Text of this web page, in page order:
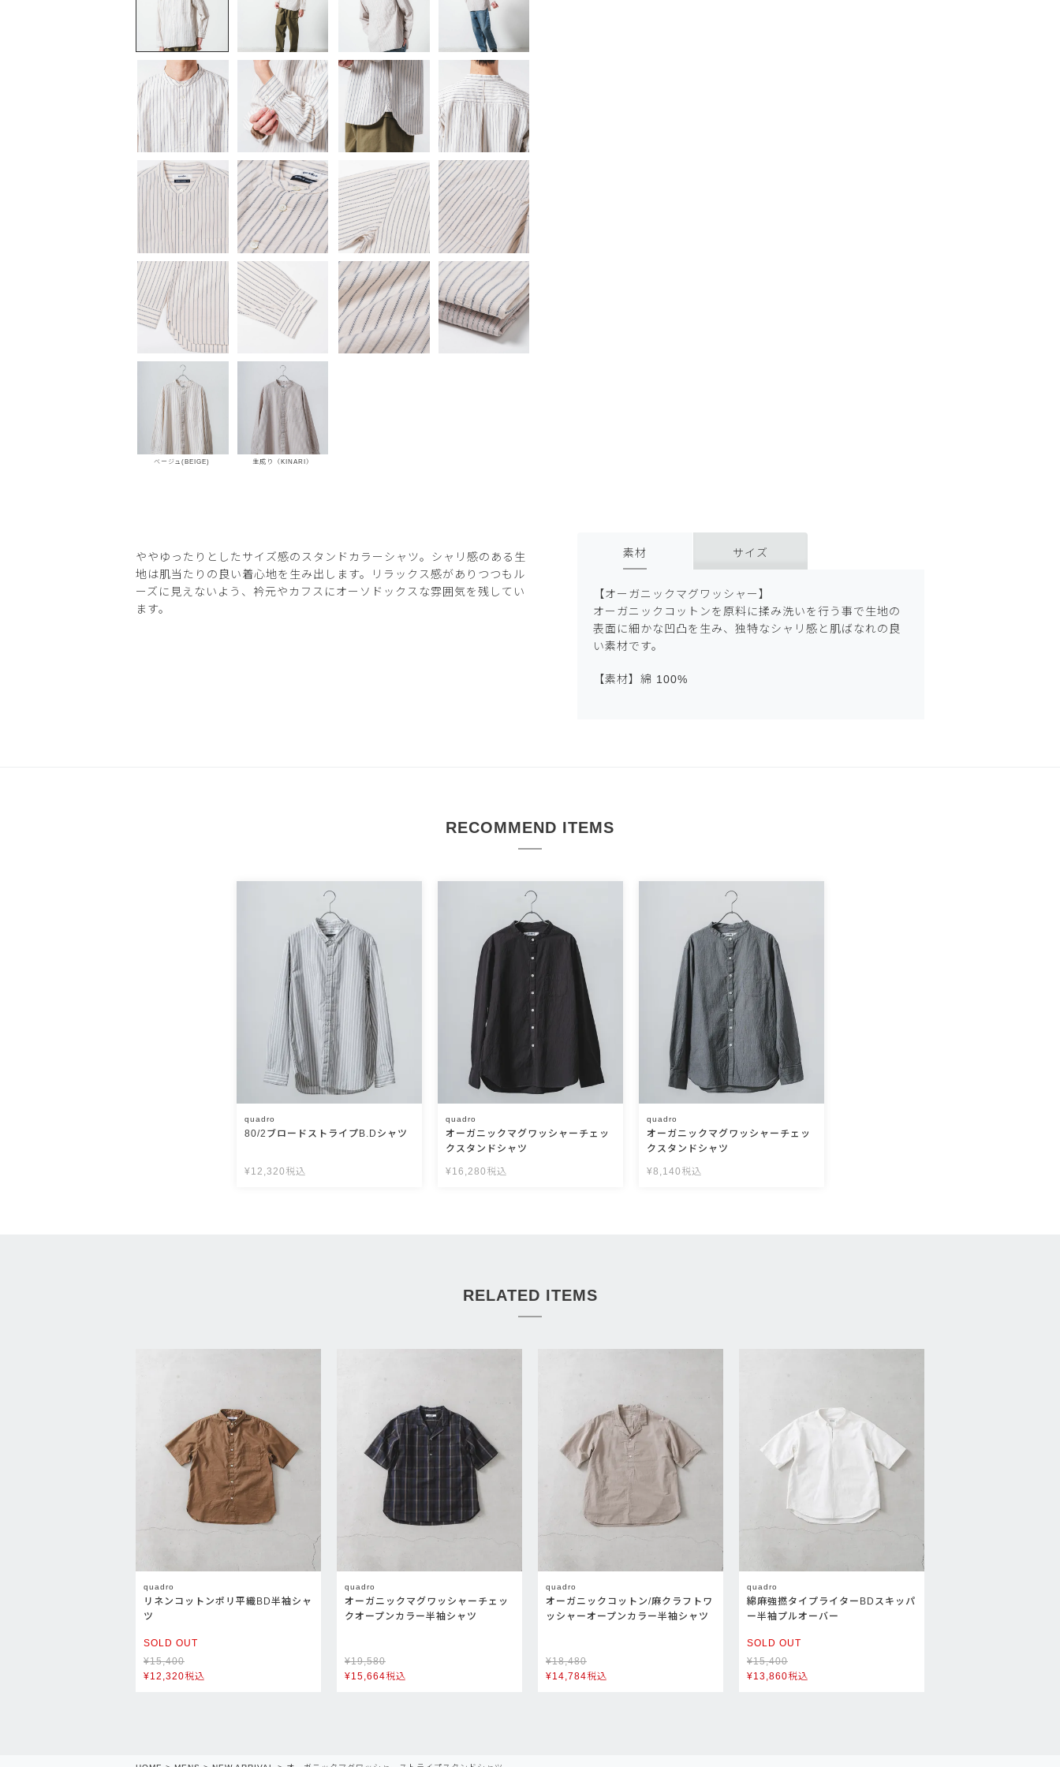
ベージュ(BEIGE) 生成り（KINARI）
ややゆったりとしたサイズ感のスタンドカラーシャツ。シャリ感のある生
地は肌当たりの良い着心地を生み出します。リラックス感がありつつもル
ーズに見えないよう、衿元やカフスにオーソドックスな雰囲気を残してい
ます。
素材 サイズ
【オーガニックマグワッシャー】
オーガニックコットンを原料に揉み洗いを行う事で生地の
表面に細かな凹凸を生み、独特なシャリ感と肌ばなれの良
い素材です。
【素材】綿 100%
RECOMMEND ITEMS
quadro
80/2ブロードストライプB.Dシャツ
¥12,320 税込
quadro
オーガニックマグワッシャーチェッ
クスタンドシャツ
¥16,280 税込
quadro
オーガニックマグワッシャーチェッ
クスタンドシャツ
¥8,140 税込
RELATED ITEMS
quadro
リネンコットンポリ平織BD半袖シャ
ツ
SOLD OUT
¥15,400
¥12,320税込
quadro
オーガニックマグワッシャーチェッ
クオープンカラー半袖シャツ
¥19,580
¥15,664税込
quadro
オーガニックコットン/麻クラフトワ
ッシャーオープンカラー半袖シャツ
¥18,480
¥14,784税込
quadro
綿麻強撚タイプライターBDスキッパ
ー半袖プルオーバー
SOLD OUT
¥15,400
¥13,860税込